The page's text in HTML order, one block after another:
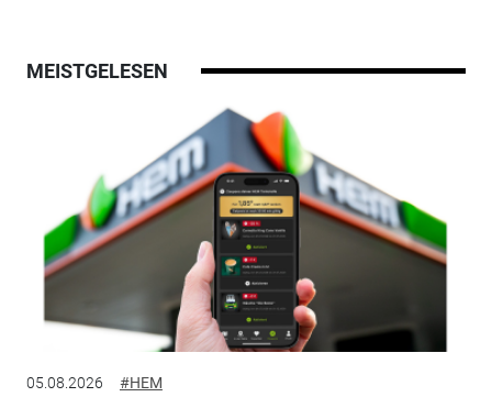
MEISTGELESEN
05.08.2026 #HEM